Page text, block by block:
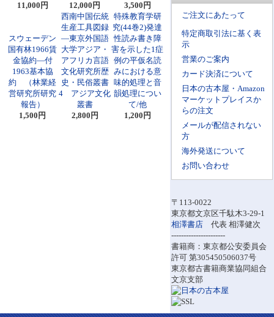
ご注文にあたって
特定商取引法に基く表
示
営業のご案内
カード決済について
日本の古本屋・Amazon
マーケットプレイスか
らの注文
メールが配信されない
方
海外発送について
お問い合わせ
〒113-0022
東京都文京区千駄木3-29-1
相澤書店 代表 相澤健次
----------------------
書籍商：東京都公安委員会
許可 第305450506037号
東京都古書籍商業協同組合
文京支部
11,000円
12,000円
3,500円
スウェーデン
国有林1966賃
金協約―付
1963基本協
約 （林業経
営研究所研究
報告）
1,500円
西南中国伝統
生産工具図録
―東京外国語
大学アジア・
アフリカ言語
文化研究所歴
史・民俗叢書
4 アジア文化
叢書
2,800円
特殊教育学研
究(44巻2)発達
性読み書き障
害を示した1症
例の平仮名読
みにおける意
味的処理と音
韻処理につい
て/他
1,200円